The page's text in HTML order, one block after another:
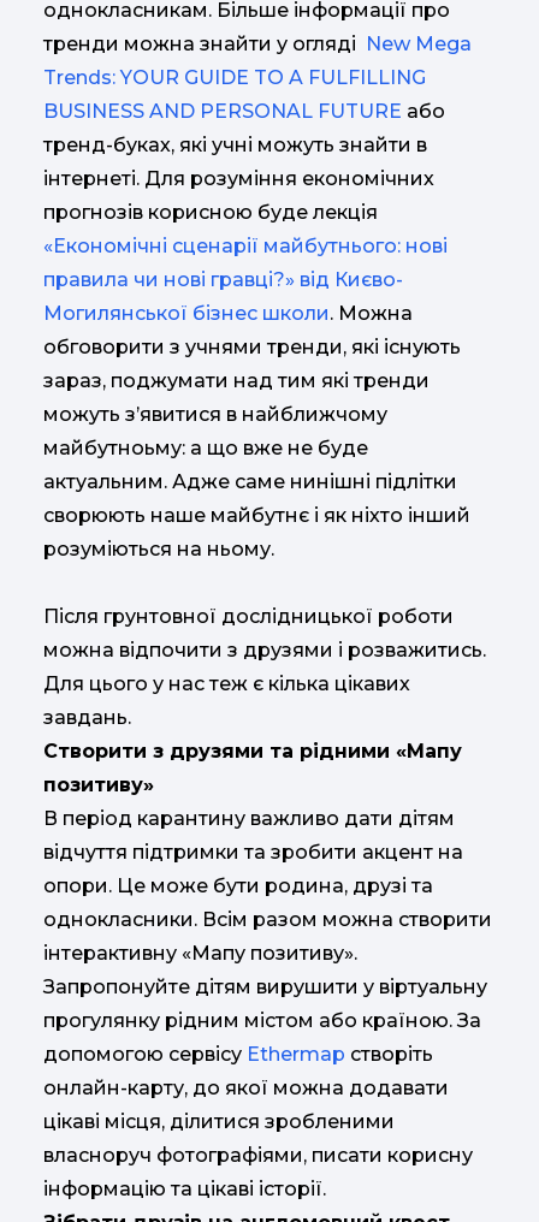
однокласникам. Більше інформації про
тренди можна знайти у огляді New Mega
Trends: YOUR GUIDE TO A FULFILLING
BUSINESS AND PERSONAL FUTURE або
тренд-буках, які учні можуть знайти в
інтернеті. Для розуміння економічних
прогнозів корисною буде лекція
«Економічні сценарії майбутнього: нові
правила чи нові гравці?» від Києво-
Могилянської бізнес школи. Можна
обговорити з учнями тренди, які існують
зараз, поджумати над тим які тренди
можуть з’явитися в найближчому
майбутноьму: а що вже не буде
актуальним. Адже саме нинішні підлітки
сворюють наше майбутнє і як ніхто інший
розуміються на ньому.
Після грунтовної дослідницької роботи
можна відпочити з друзями і розважитись.
Для цього у нас теж є кілька цікавих
завдань.
Створити з друзями та рідними «Мапу
позитиву»
В період карантину важливо дати дітям
відчуття підтримки та зробити акцент на
опори. Це може бути родина, друзі та
однокласники. Всім разом можна створити
інтерактивну «Мапу позитиву».
Запропонуйте дітям вирушити у віртуальну
прогулянку рідним містом або країною. За
допомогою сервісу Ethermap створіть
онлайн-карту, до якої можна додавати
цікаві місця, ділитися зробленими
власноруч фотографіями, писати корисну
інформацію та цікаві історії.